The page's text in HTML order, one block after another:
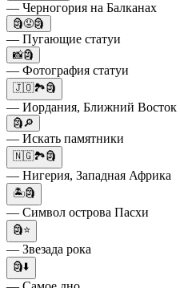
— Черногория на Балканах
🗿😟🗿
— Пугающие статуи
📸🗿
— Фотография статуи
🇯🇴🏞️🗿
— Иордания, Ближний Восток
🗿🔎
— Искать памятники
🇳🇬🏞️🗿
— Нигерия, Западная Африка
🏝🗿
— Символ острова Пасхи
🗿⭐
— Звезада рока
🗿⬇️